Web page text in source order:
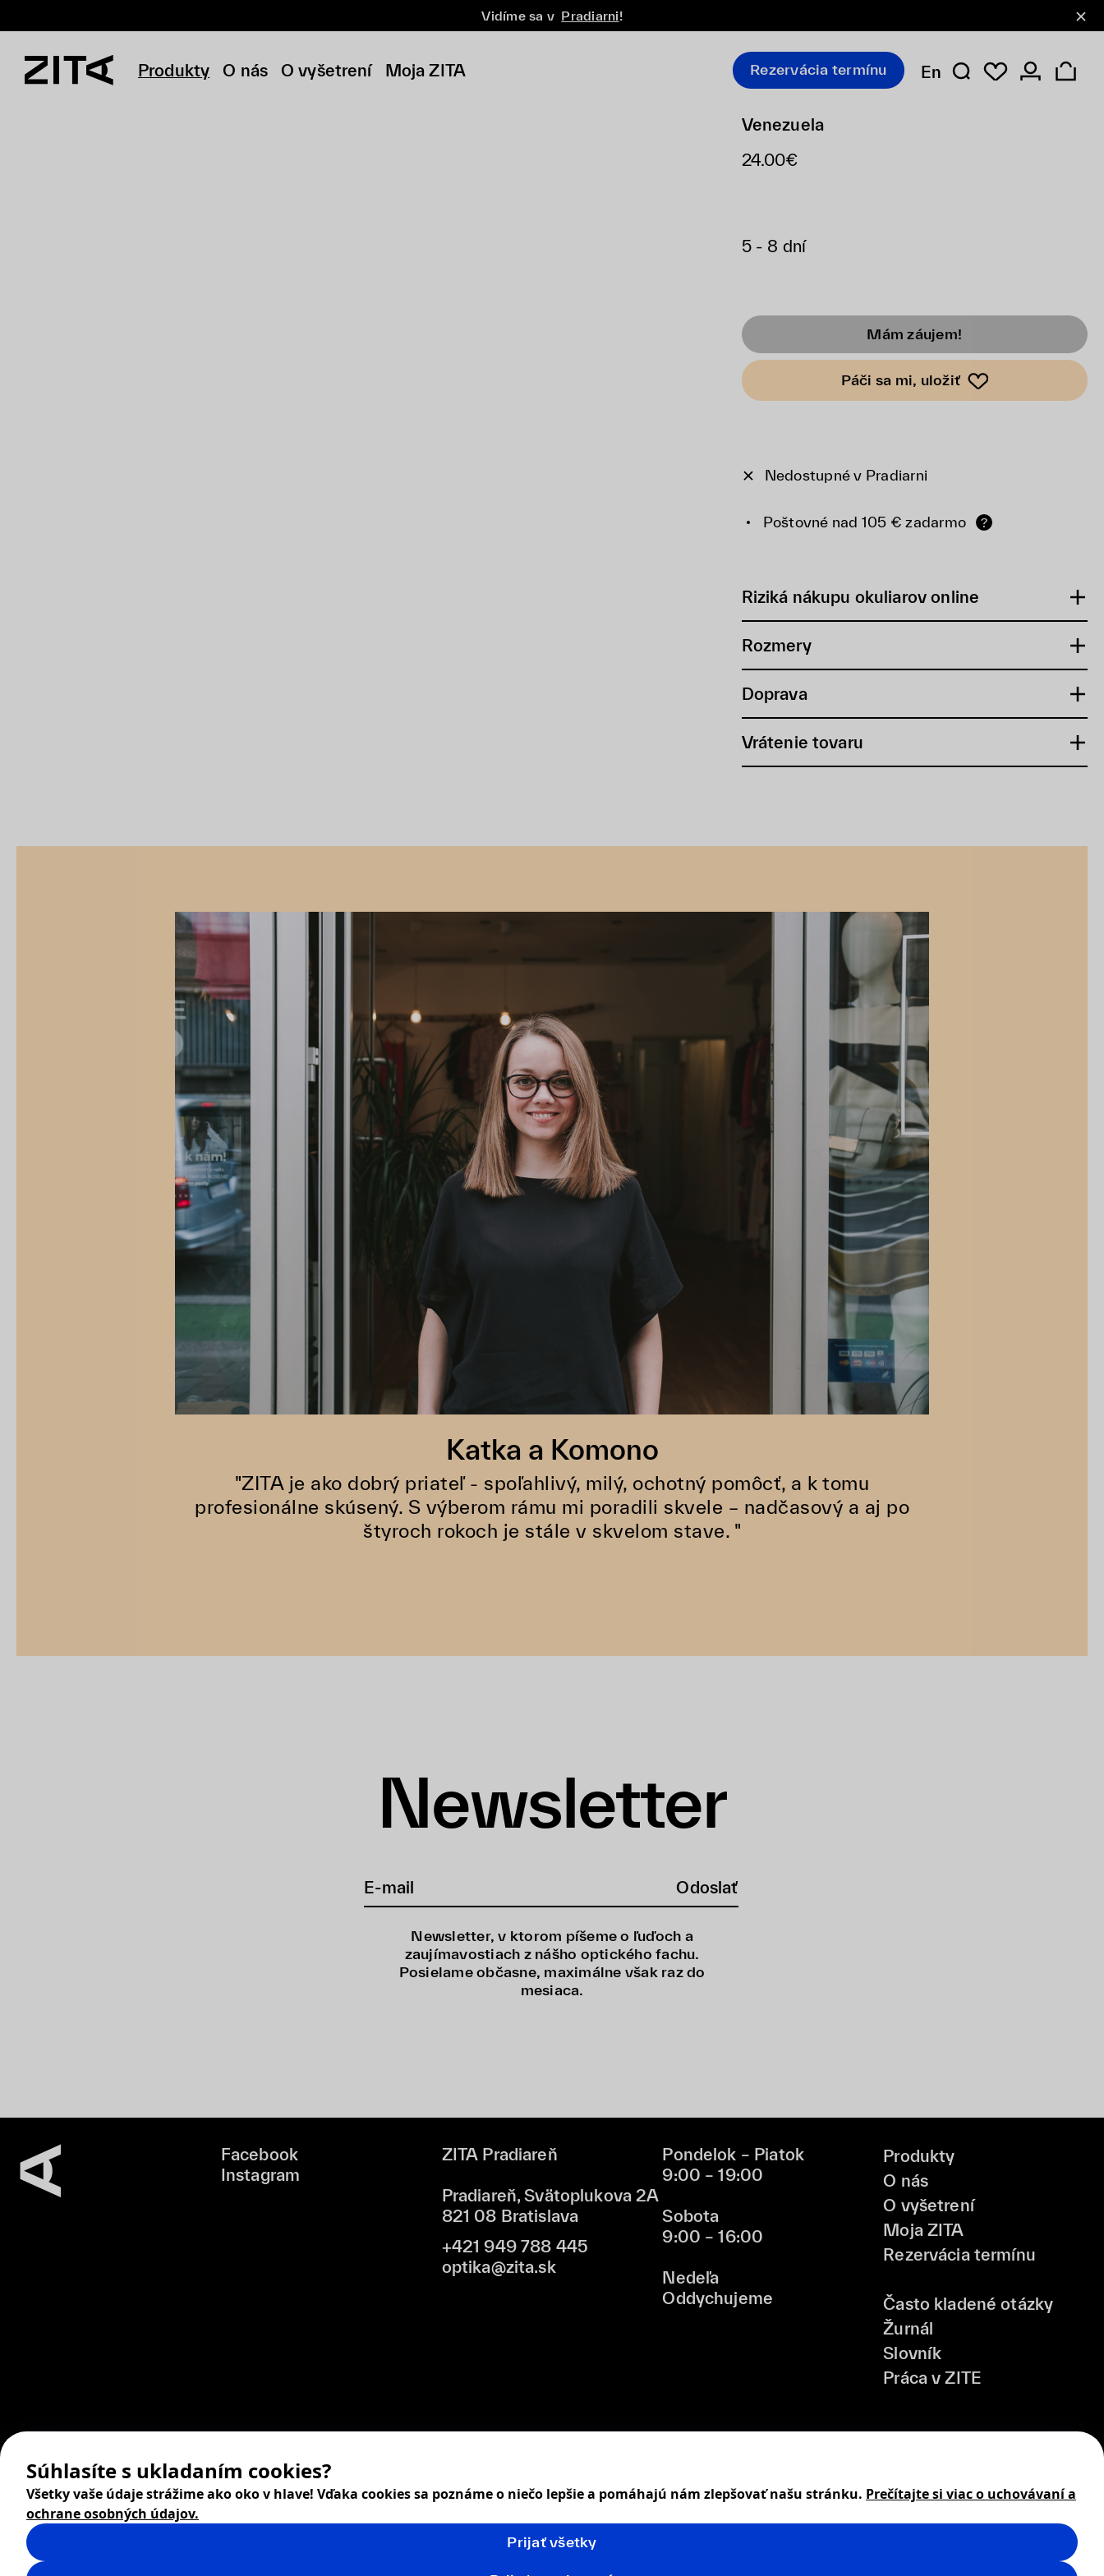
Vidíme sa v Pradiarni!
Produkty O nás O vyšetrení Moja ZITA Rezervácia termínu En
Venezuela
24.00€
5 - 8 dní
Mám záujem!
Páči sa mi, uložiť
Nedostupné v Pradiarni
Poštovné nad 105 € zadarmo ?
Riziká nákupu okuliarov online
Rozmery
Doprava
Vrátenie tovaru
Katka a Komono
"ZITA je ako dobrý priateľ - spoľahlivý, milý, ochotný pomôcť, a k tomu
profesionálne skúsený. S výberom rámu mi poradili skvele – nadčasový a aj po
štyroch rokoch je stále v skvelom stave. "
Newsletter
Odoslať
Newsletter, v ktorom píšeme o ľuďoch a
zaujímavostiach z nášho optického fachu.
Posielame občasne, maximálne však raz do
mesiaca.
Facebook
Instagram
ZITA Pradiareň
Pradiareň, Svätoplukova 2A
821 08 Bratislava
+421 949 788 445
optika@zita.sk
Pondelok – Piatok
9:00 – 19:00
Sobota
9:00 – 16:00
Nedeľa
Oddychujeme
Produkty
O nás
O vyšetrení
Moja ZITA
Rezervácia termínu
Často kladené otázky
Žurnál
Slovník
Práca v ZITE
Súhlasíte s ukladaním cookies?
Všetky vaše údaje strážime ako oko v hlave! Vďaka cookies sa poznáme o niečo lepšie a pomáhajú nám zlepšovať našu stránku. Prečítajte si viac o uchovávaní a
ochrane osobných údajov.
Prijať všetky